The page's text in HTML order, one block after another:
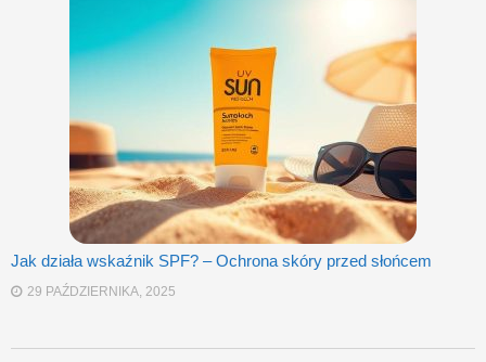
Jak działa wskaźnik SPF? – Ochrona skóry przed słońcem
29 PAŹDZIERNIKA, 2025